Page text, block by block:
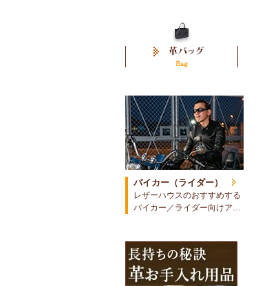
バイカー（ライダー）
レザーハウスのおすすめする
バイカー／ライダー向けア…